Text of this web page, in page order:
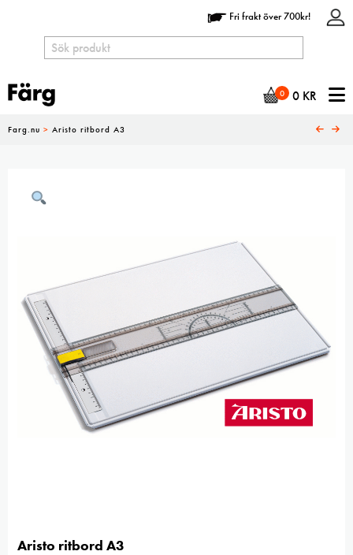
Fri frakt över 700kr!
0 0 KR
Farg.nu > Aristo ritbord A3
Aristo ritbord A3